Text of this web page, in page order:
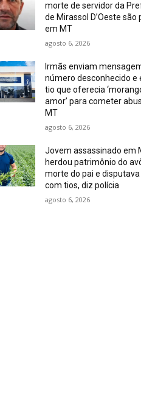
morte de servidor da
de Mirassol D’Oeste são
em MT
agosto 6, 2026
Irmãs enviam
número desconhecido e
tio que oferecia
amor’ para cometer
MT
agosto 6, 2026
Jovem assassinado em
herdou patrimônio do
morte do pai e disputava
com tios, diz polícia
agosto 6, 2026